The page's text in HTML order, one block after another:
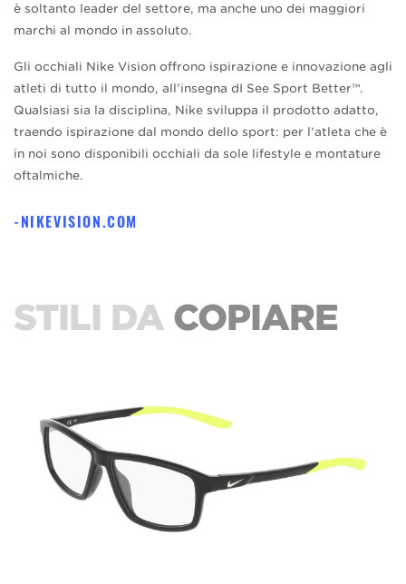
è soltanto leader del settore, ma anche uno dei maggiori
marchi al mondo in assoluto.
Gli occhiali Nike Vision offrono ispirazione e innovazione agli
atleti di tutto il mondo, all’insegna dI See Sport Better™.
Qualsiasi sia la disciplina, Nike sviluppa il prodotto adatto,
traendo ispirazione dal mondo dello sport: per l’atleta che è
in noi sono disponibili occhiali da sole lifestyle e montature
oftalmiche.
NIKEVISION.COM
STILI DA COPIARE